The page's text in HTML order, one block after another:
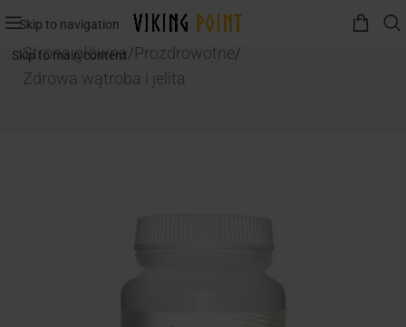
Skip to navigation
Skip to main content
Strona główna/Prozdrowotne/
Zdrowa wątroba i jelita